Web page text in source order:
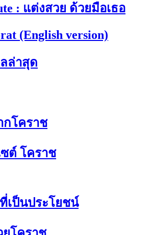
: แต่งสวย ด้วยมือเธอ
(English version)
ล่าสุด
กโคราช
ซต์ โคราช
เป็นประโยชน์